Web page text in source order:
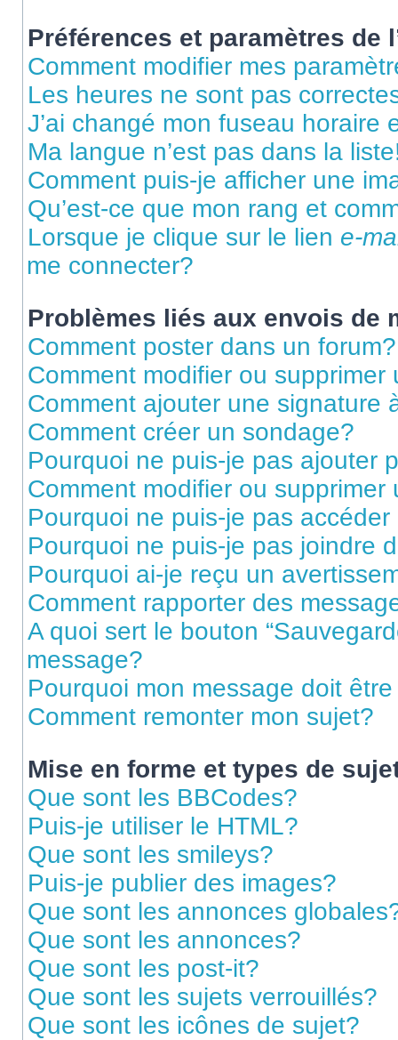
Préférences et paramètres de
Comment modifier mes
Les heures ne sont pas
J’ai changé mon fuseau horaire
Ma langue n’est pas dans la
Comment puis-je afficher une
Qu’est-ce que mon rang et
Lorsque je clique sur le lien e-
me connecter?
Problèmes liés aux envois de
Comment poster dans un forum?
Comment modifier ou supprimer
Comment ajouter une signature
Comment créer un sondage?
Pourquoi ne puis-je pas ajouter
Comment modifier ou supprimer
Pourquoi ne puis-je pas
Pourquoi ne puis-je pas joindre
Pourquoi ai-je reçu un
Comment rapporter des
A quoi sert le bouton
message?
Pourquoi mon message doit
Comment remonter mon sujet?
Mise en forme et types de
Que sont les BBCodes?
Puis-je utiliser le HTML?
Que sont les smileys?
Puis-je publier des images?
Que sont les annonces
Que sont les annonces?
Que sont les post-it?
Que sont les sujets verrouillés?
Que sont les icônes de sujet?